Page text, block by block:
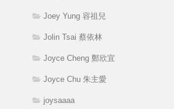
Joey Yung 容祖兒
Jolin Tsai 蔡依林
Joyce Cheng 鄭欣宜
Joyce Chu 朱主愛
joysaaaa